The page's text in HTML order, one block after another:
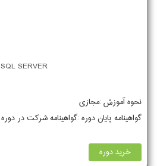
SQL SERVER
نحوه آموزش :مجازی
گواهینامه پایان دوره :گواهینامه شرکت در دوره
خرید دوره